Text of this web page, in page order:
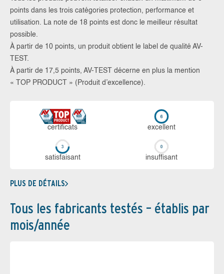
points dans les trois catégories protection, performance et
utilisation. La note de 18 points est donc le meilleur résultat
possible.
À partir de 10 points, un produit obtient le label de qualité AV-
TEST.
À partir de 17,5 points, AV-TEST décerne en plus la mention
« TOP PRODUCT » (Produit d’excellence).
certi­ficats ex­cellent
sa­tis­fai­sant in­suf­fi­sant
PLUS DE DÉTAILS
Tous les fabricants testés – établis par
mois/année